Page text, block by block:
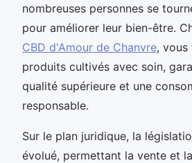
nombreuses personnes se
pour améliorer leur bien-être.
CBD d'Amour de Chanvre, vous
produits cultivés avec soin,
qualité supérieure et une
responsable.
Sur le plan juridique, la
évolué, permettant la vente et